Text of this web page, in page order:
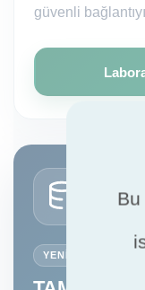
güvenli
YENI ÖZELLIK
Bu